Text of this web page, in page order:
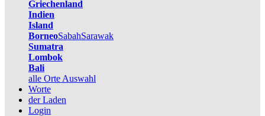
Griechenland
Indien
Island
BorneoSabahSarawak
Sumatra
Lombok
Bali
alle Orte Auswahl
Worte
der Laden
Login